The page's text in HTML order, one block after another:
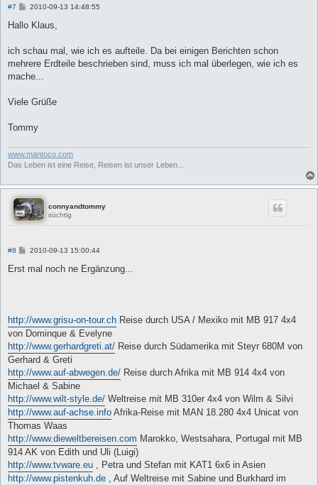
#7
B
i
a
2010-09-13 14:48:55
Hallo Klaus,
ich schau mal, wie ich es aufteile. Da bei einigen Berichten schon
mehrere Erdteile beschrieben sind, muss ich mal überlegen, wie ich es
mache...
Viele Grüße
Tommy
www.mantoco.com
Das Leben ist eine Reise, Reisen ist unser Leben...
connyandtommy
süchtig
#8
B2010-09-13 15:00:44
Erst mal noch ne Ergänzung...
http://www.grisu-on-tour.ch Reise durch USA / Mexiko mit MB 917 4x4
von Dominque & Evelyne
http://www.gerhardgreti.at/ Reise durch Südamerika mit Steyr 680M von
Gerhard & Greti
http://www.auf-abwegen.de/ Reise durch Afrika mit MB 914 4x4 von
Michael & Sabine
http://www.wilt-style.de/ Weltreise mit MB 310er 4x4 von Wilm & Silvi
http://www.auf-achse.info Afrika-Reise mit MAN 18.280 4x4 Unicat von
Thomas Waas
http://www.dieweltbereisen.com Marokko, Westsahara, Portugal mit MB
914 AK von Edith und Uli (Luigi)
http://www.tvware.eu , Petra und Stefan mit KAT1 6x6 in Asien
http://www.pistenkuh.de , Auf Weltreise mit Sabine und Burkhard im